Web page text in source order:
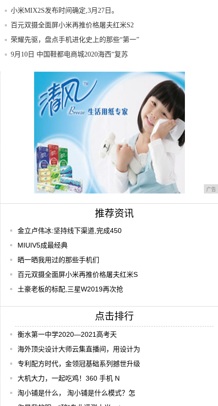
小米MIX2S发布时间确定,3月27日。
百元双摄全面屏小米再推价格屠夫红米S2
荣耀先驱，盘点手机进化史上的那些“第一”
9月10日 中国鞋都电商城2020海西“复苏
空客、波音、中国商飞的飞机是如何命名
广告
推荐资讯
金立卢伟冰:坚持线下渠道,完成450
MIUIV5成最经典
晒一晒我用过的那些手机们
百元双摄全面屏小米再推价格屠夫红米S
土豪老板的标配,三星W2019再次抢
点击排行
衡水第一中学2020—2021高考天
海外顶尖设计大师云集直播间，用设计为
专利配方时代，金领冠基础系列撼世升级
大机大力，一起吃鸡！360 手机 N
淘小铺是什么， 淘小铺是什么模式？怎